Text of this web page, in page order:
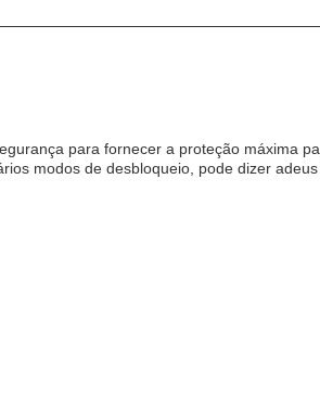
para fornecer a proteção máxima
modos de desbloqueio, pode dizer